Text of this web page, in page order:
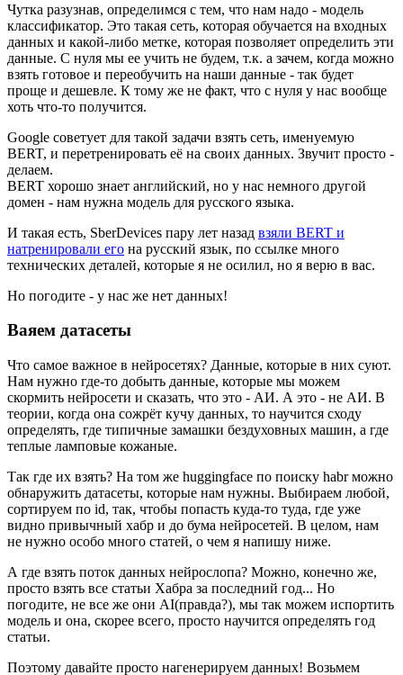
Чутка разузнав, определимся с тем, что нам надо - модель
классификатор. Это такая сеть, которая обучается на входных
данных и какой-либо метке, которая позволяет определить эти
данные. С нуля мы ее учить не будем, т.к. а зачем, когда можно
взять готовое и переобучить на наши данные - так будет
проще и дешевле. К тому же не факт, что с нуля у нас вообще
хоть что-то получится.
Google советует для такой задачи взять сеть, именуемую
BERT, и перетренировать её на своих данных. Звучит просто -
делаем.
BERT хорошо знает английский, но у нас немного другой
домен - нам нужна модель для русского языка.
И такая есть, SberDevices пару лет назад взяли BERT и
натренировали его на русский язык, по ссылке много
технических деталей, которые я не осилил, но я верю в вас.
Но погодите - у нас же нет данных!
Ваяем датасеты
Что самое важное в нейросетях? Данные, которые в них суют.
Нам нужно где-то добыть данные, которые мы можем
скормить нейросети и сказать, что это - АИ. А это - не АИ. В
теории, когда она сожрёт кучу данных, то научится сходу
определять, где типичные замашки бездуховных машин, а где
теплые ламповые кожаные.
Так где их взять? На том же huggingface по поиску habr можно
обнаружить датасеты, которые нам нужны. Выбираем любой,
сортируем по id, так, чтобы попасть куда-то туда, где уже
видно привычный хабр и до бума нейросетей. В целом, нам
не нужно особо много статей, о чем я напишу ниже.
А где взять поток данных нейрослопа? Можно, конечно же,
просто взять все статьи Хабра за последний год... Но
погодите, не все же они AI(правда?), мы так можем испортить
модель и она, скорее всего, просто научится определять год
статьи.
Поэтому давайте просто нагенерируем данных! Возьмем